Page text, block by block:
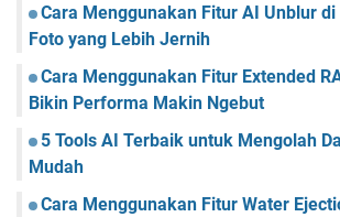
Cara Menggunakan Fitur AI Unblur di
Foto yang Lebih Jernih
Cara Menggunakan Fitur Extended
Bikin Performa Makin Ngebut
5 Tools AI Terbaik untuk Mengolah
Mudah
Cara Menggunakan Fitur Water